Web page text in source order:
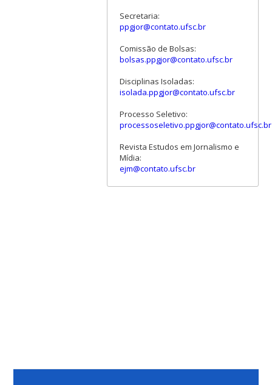
Secretaria:
ppgjor@contato.ufsc.br
Comissão de Bolsas:
bolsas.ppgjor@contato.ufsc.br
Disciplinas Isoladas:
isolada.ppgjor@contato.ufsc.br
Processo Seletivo:
processoseletivo.ppgjor@contato.ufsc.br
Revista Estudos em Jornalismo e
Mídia:
ejm@contato.ufsc.br